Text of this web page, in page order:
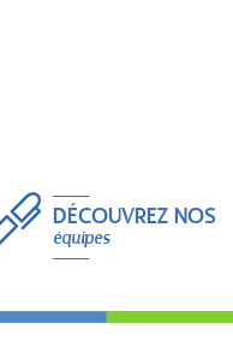
DÉCOUVREZ NOS
équipes